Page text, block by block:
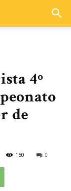
4º
de
150 0